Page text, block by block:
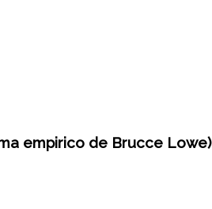
empirico de Brucce Lowe)